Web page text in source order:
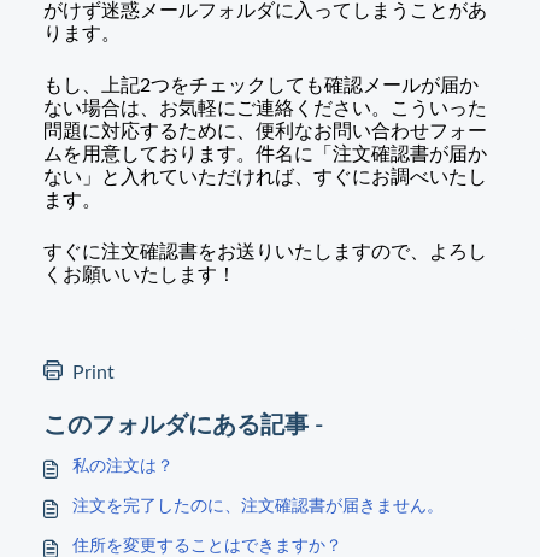
がけず迷惑メールフォルダに入ってしまうことがあ
ります。
もし、上記2つをチェックしても確認メールが届か
ない場合は、お気軽にご連絡ください。こういった
問題に対応するために、便利なお問い合わせフォー
ムを用意しております。件名に「注文確認書が届か
ない」と入れていただければ、すぐにお調べいたし
ます。
すぐに注文確認書をお送りいたしますので、よろし
くお願いいたします！
Print
このフォルダにある記事 -
私の注文は？
注文を完了したのに、注文確認書が届きません。
住所を変更することはできますか？